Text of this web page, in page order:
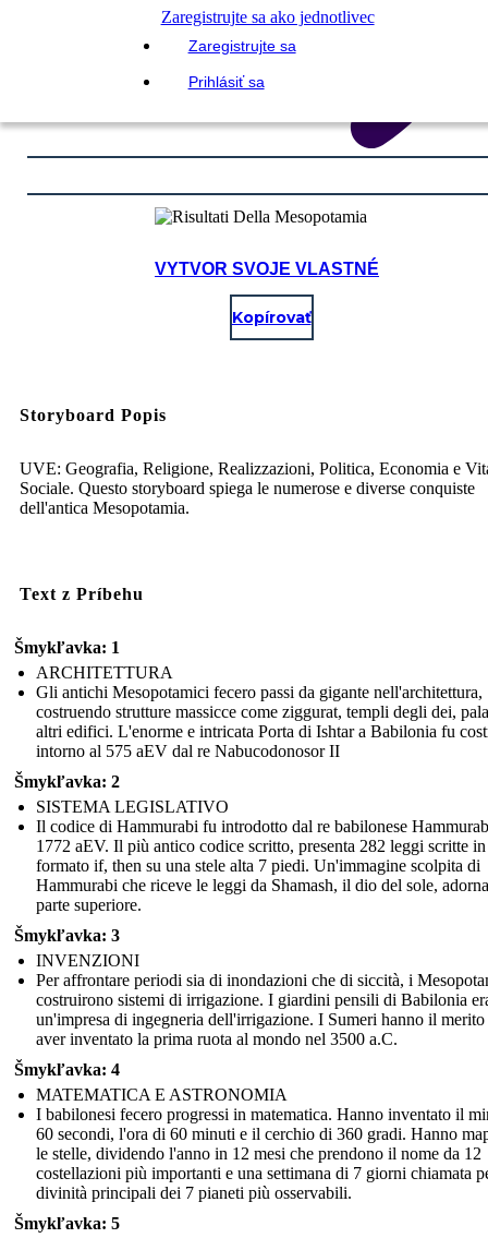
Zaregistrujte sa ako jednotlivec
Zaregistrujte sa
Prihlásiť sa
VYTVOR SVOJE VLASTNÉ
Kopírovať
Storyboard Popis
UVE: Geografia, Religione, Realizzazioni, Politica, Economia e
Sociale. Questo storyboard spiega le numerose e diverse conquiste
dell'antica Mesopotamia.
Text z Príbehu
Šmykľavka: 1
ARCHITETTURA
Gli antichi Mesopotamici fecero passi da gigante nell'architettura,
costruendo strutture massicce come ziggurat, templi degli dei,
altri edifici. L'enorme e intricata Porta di Ishtar a Babilonia fu
intorno al 575 aEV dal re Nabucodonosor II
Šmykľavka: 2
SISTEMA LEGISLATIVO
Il codice di Hammurabi fu introdotto dal re babilonese
1772 aEV. Il più antico codice scritto, presenta 282 leggi scritte
formato if, then su una stele alta 7 piedi. Un'immagine scolpita di
Hammurabi che riceve le leggi da Shamash, il dio del sole,
parte superiore.
Šmykľavka: 3
INVENZIONI
Per affrontare periodi sia di inondazioni che di siccità, i
costruirono sistemi di irrigazione. I giardini pensili di Babilonia
un'impresa di ingegneria dell'irrigazione. I Sumeri hanno il
aver inventato la prima ruota al mondo nel 3500 a.C.
Šmykľavka: 4
MATEMATICA E ASTRONOMIA
I babilonesi fecero progressi in matematica. Hanno inventato il
60 secondi, l'ora di 60 minuti e il cerchio di 360 gradi. Hanno
le stelle, dividendo l'anno in 12 mesi che prendono il nome da 12
costellazioni più importanti e una settimana di 7 giorni chiamata
divinità principali dei 7 pianeti più osservabili.
Šmykľavka: 5